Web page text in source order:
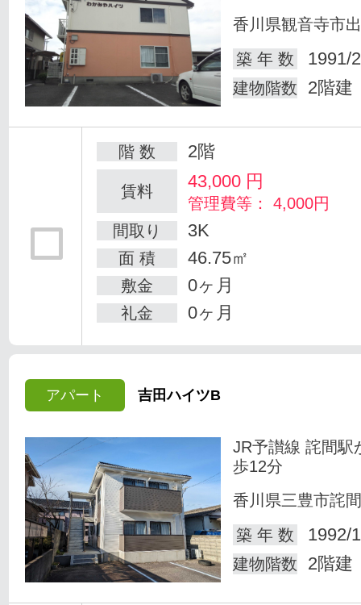
香川県観音寺市
築 年 数
1991/
建物階数 2階建
階 数 2階
賃料 43,000 円
管理費等： 4,000円
間取り
3K
面 積 46.75㎡
敷金 0ヶ月
礼金 0ヶ月
アパート 吉田ハイツB
JR予讃線 詫間駅
歩12分
香川県三豊市詫
築 年 数
1992/
建物階数 2階建